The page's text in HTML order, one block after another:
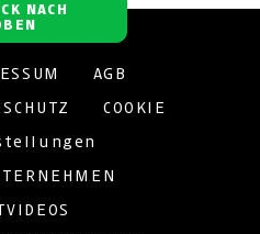
NACH
AGB
COOKIE